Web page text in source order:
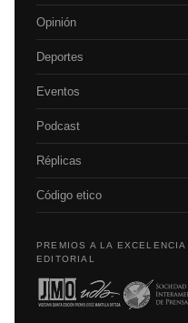
Opinión
Deportes
Eventos
Podcast
Réplicas
Código etico
PREMIOS A LA
EDITORIAL